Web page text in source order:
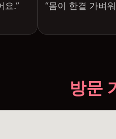
요.”
“몸이 한결 가벼
방문